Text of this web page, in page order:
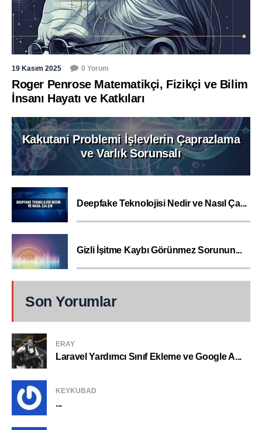
19 Kasım 2025 0 Yorum
Roger Penrose Matematikçi, Fizikçi ve Bilim
İnsanı Hayatı ve Katkıları
Kakutani Problemi İşlevlerin Çaprazlama
ve Varlık Sorunsalı
Deepfake Teknolojisi Nedir ve Nasıl Ça...
Gizli İşitme Kaybı Görünmez Sorunun...
Son Yorumlar
ERAY
Laravel Yardımcı Sınıf Ekleme ve Google A...
KEYKUBAD
...